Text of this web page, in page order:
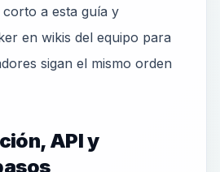
a esta guía y
en wikis del equipo para
sigan el mismo orden
API y